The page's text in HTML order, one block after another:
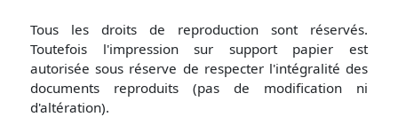
Tous les droits de reproduction sont réservés.
Toutefois l'impression sur support papier est
autorisée sous réserve de respecter l'intégralité des
documents reproduits (pas de modification ni
d'altération).